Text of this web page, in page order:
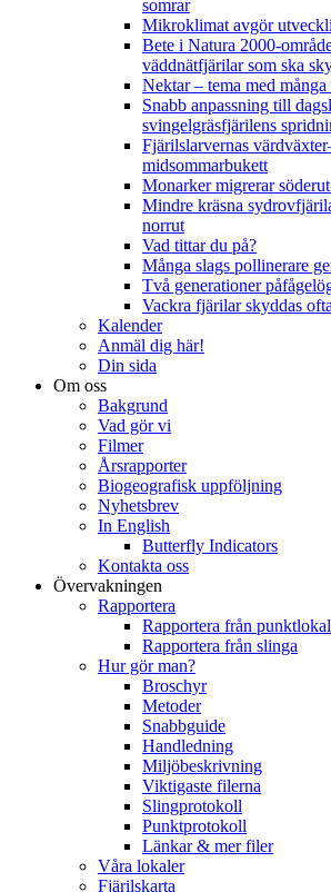
somrar
Mikroklimat avgör
Bete i Natura 2000-
väddnätfjärilar som ska
Nektar – tema med
Snabb anpassning till
svingelgräsfjärilens
Fjärilslarvernas
midsommarbukett
Monarker migrerar
Mindre kräsna
norrut
Vad tittar du på?
Många slags pollinerare
Två generationer
Vackra fjärilar skyddas
Kalender
Anmäl dig här!
Din sida
Om oss
Bakgrund
Vad gör vi
Filmer
Årsrapporter
Biogeografisk uppföljning
Nyhetsbrev
In English
Butterfly Indicators
Kontakta oss
Övervakningen
Rapportera
Rapportera från punktlokal
Rapportera från slinga
Hur gör man?
Broschyr
Metoder
Snabbguide
Handledning
Miljöbeskrivning
Viktigaste filerna
Slingprotokoll
Punktprotokoll
Länkar & mer filer
Våra lokaler
Fjärilskarta